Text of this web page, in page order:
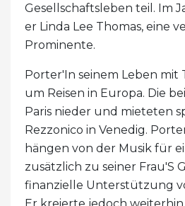
Gesellschaftsleben teil. Im
er Linda Lee Thomas, eine
Prominente.
Porter'In seinem Leben mit
um Reisen in Europa. Die
Paris nieder und mieteten
Rezzonico in Venedig.
hängen von der Musik für
zusätzlich zu seiner Frau'S
finanzielle Unterstützung